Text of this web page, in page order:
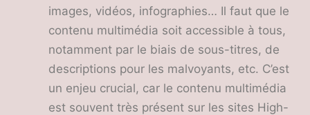
images, vidéos, infographies… Il faut que le
contenu multimédia soit accessible à tous,
notamment par le biais de sous-titres, de
descriptions pour les malvoyants, etc. C’est
un enjeu crucial, car le contenu multimédia
est souvent très présent sur les sites High-